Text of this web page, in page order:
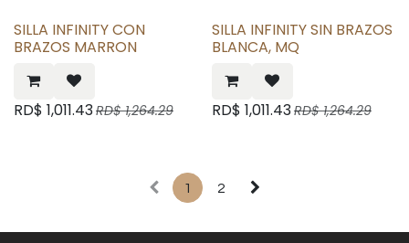
SILLA INFINITY CON
BRAZOS MARRON
RD$ 1,011.43RD$1,264.29
SILLA INFINITY SIN BRAZOS
BLANCA, MQ
RD$ 1,011.43RD$1,264.29
1 2